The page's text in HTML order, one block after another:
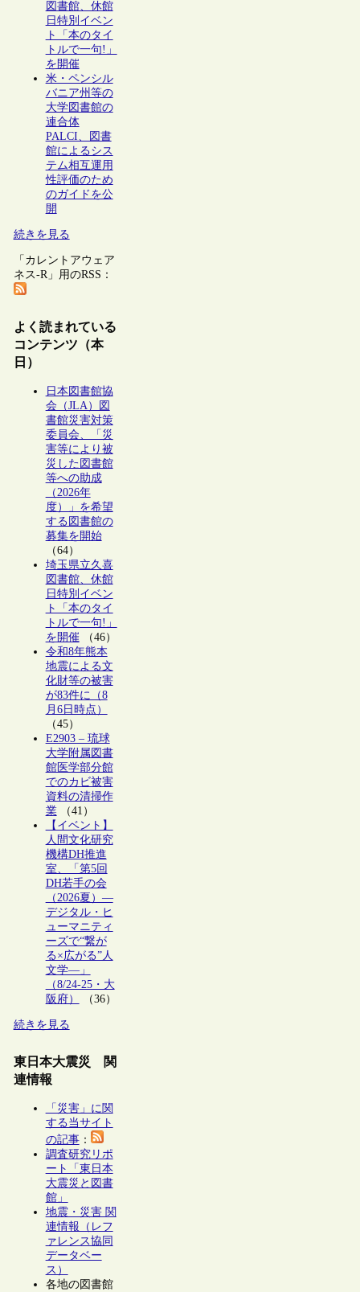
図書館、休館
日特別イベン
ト「本のタイ
トルで一句!」
を開催
米・ペンシル
バニア州等の
大学図書館の
連合体
PALCI、図書
館によるシス
テム相互運用
性評価のため
のガイドを公
開
続きを見る
「カレントアウェア
ネス-R」用のRSS：
よく読まれている
コンテンツ（本
日）
日本図書館協
会（JLA）図
書館災害対策
委員会、「災
害等により被
災した図書館
等への助成
（2026年
度）」を希望
する図書館の
募集を開始
（64）
埼玉県立久喜
図書館、休館
日特別イベン
ト「本のタイ
トルで一句!」
を開催（46）
令和8年熊本
地震による文
化財等の被害
が83件に（8
月6日時点）
（45）
E2903 – 琉球
大学附属図書
館医学部分館
でのカビ被害
資料の清掃作
業（41）
【イベント】
人間文化研究
機構DH推進
室、「第5回
DH若手の会
（2026夏）―
デジタル・ヒ
ューマニティ
ーズで“繋が
る×広がる”人
文学―」
（8/24-25・大
阪府）
（36）
続きを見る
東日本大震災 関
連情報
「災害」に関
する当サイト
の記事：
調査研究リポ
ート「東日本
大震災と図書
館」
地震・災害 関
連情報（レフ
ァレンス協同
データベー
ス）
各地の図書館